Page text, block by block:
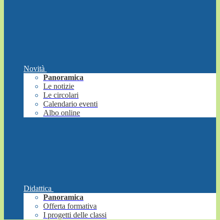
Novità
Panoramica
Le notizie
Le circolari
Calendario eventi
Albo online
Didattica
Panoramica
Offerta formativa
I progetti delle classi